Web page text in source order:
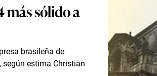
más sólido a
brasileña de
según estima Christian